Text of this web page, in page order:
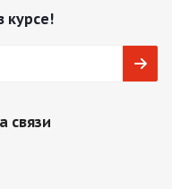
курсе!
связи